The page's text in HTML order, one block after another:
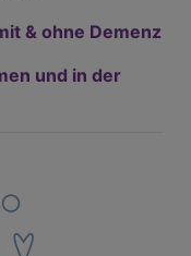
& ohne Demenz
und in der